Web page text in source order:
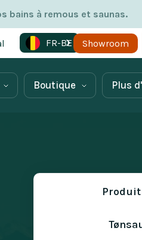
bains à remous et saunas.
FR-BE Showroom
Boutique Plus